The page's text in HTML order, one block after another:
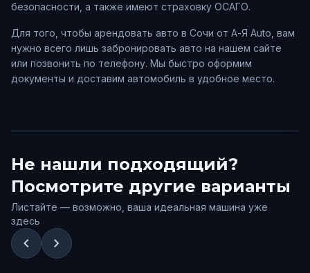
безопасности, а также имеют страховку ОСАГО.
Для того, чтобы арендовать авто в Сочи от А-Я Auto, вам
нужно всего лишь забронировать авто на нашем сайте
или позвонить по телефону. Мы быстро оформим
документы и доставим автомобиль в удобное место.
Не нашли подходящий?
Посмотрите другие варианты
Листайте — возможно, ваша идеальная машина уже
здесь
chevron_left chevron_right